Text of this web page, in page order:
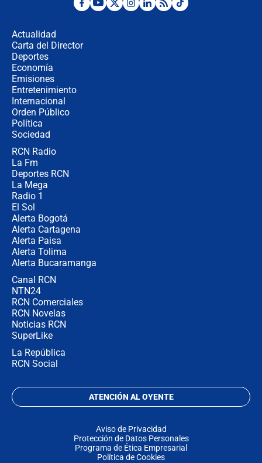
¿Por qué De la Espriella gobernará
Actualidad
Carta del Director
Deportes
Economía
Emisiones
Entretenimiento
Internacional
Orden Público
Política
Sociedad
RCN Radio
La Fm
Deportes RCN
La Mega
Radio 1
El Sol
Alerta Bogotá
Alerta Cartagena
Alerta Paisa
Alerta Tolima
Alerta Bucaramanga
Canal RCN
NTN24
RCN Comerciales
RCN Novelas
Noticias RCN
SuperLike
La República
RCN Social
ATENCIÓN AL OYENTE
Aviso de Privacidad
Protección de Datos Personales
Programa de Ética Empresarial
Política de Cookies